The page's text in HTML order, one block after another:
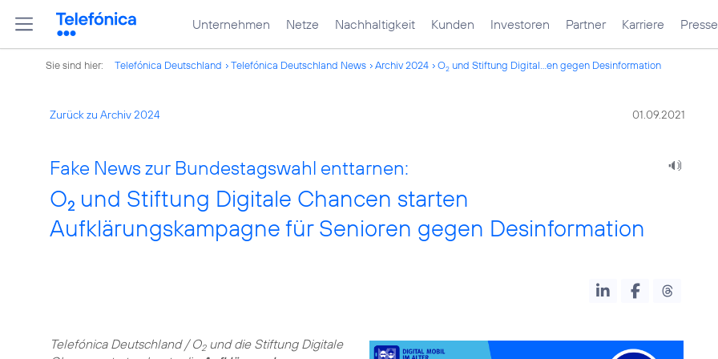
Unternehmen Netze Nachhaltigkeit Kunden Investoren Partner Karriere Presse
Sie sind hier: Telefónica Deutschland Telefónica Deutschland News Archiv 2024 O2 und Stiftung Digital...en gegen Desinformation
Zurück zu Archiv 2024 01.09.2021
Fake News zur Bundestagswahl enttarnen:
O2 und Stiftung Digitale Chancen starten
Aufklärungskampagne für Senioren gegen Desinformation
Telefónica Deutschland / O2und die Stiftung Digitale